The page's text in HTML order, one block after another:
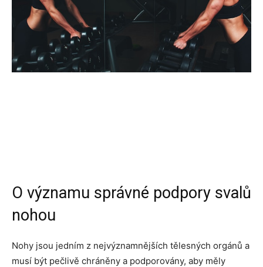
O významu správné podpory svalů
nohou
Nohy jsou jedním z nejvýznamnějších tělesných orgánů a
musí být pečlivě chráněny a podporovány, aby měly